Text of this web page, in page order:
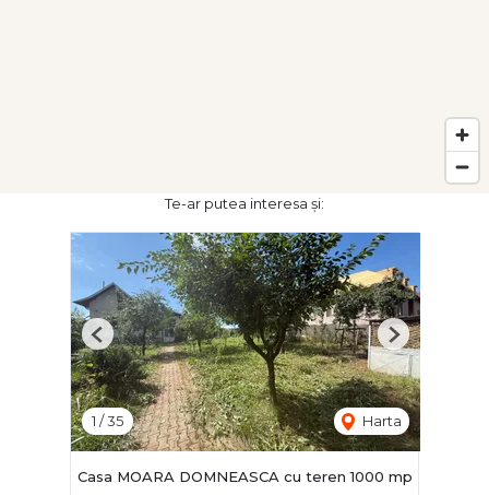
Te-ar putea interesa și:
1 /35 Harta
Previous Next
Casa MOARA DOMNEASCA cu teren 1000 mp